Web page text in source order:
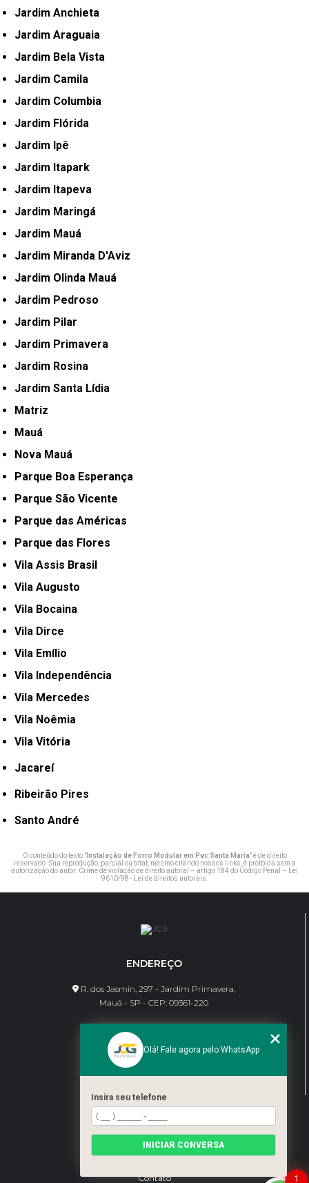
Jardim Anchieta
Jardim Araguaia
Jardim Bela Vista
Jardim Camila
Jardim Columbia
Jardim Flórida
Jardim Ipê
Jardim Itapark
Jardim Itapeva
Jardim Maringá
Jardim Mauá
Jardim Miranda D'Aviz
Jardim Olinda Mauá
Jardim Pedroso
Jardim Pilar
Jardim Primavera
Jardim Rosina
Jardim Santa Lídia
Matriz
Mauá
Nova Mauá
Parque Boa Esperança
Parque São Vicente
Parque das Américas
Parque das Flores
Vila Assis Brasil
Vila Augusto
Vila Bocaina
Vila Dirce
Vila Emílio
Vila Independência
Vila Mercedes
Vila Noêmia
Vila Vitória
Jacareí
Ribeirão Pires
Santo André
O conteúdo do texto "Instalação de Forro Modular em Pvc Santa Maria" é de direito
reservado. Sua reprodução, parcial ou total, mesmo citando nossos links, é proibida sem a
autorização do autor. Crime de violação de direito autoral – artigo 184 do Código Penal –
Lei
9610/98 - Lei de direitos autorais
ENDEREÇO
R. dos Jasmin, 297 - Jardim Primavera,
Mauá - SP - CEP: 09361-220
CONTATO
(11) 95462-8630
bene@jcgdivisorias.com
Home
Sobre Nós
Serviços
Contato
1
Olá! Fale agora pelo WhatsApp
Insira seu telefone
INICIAR CONVERSA